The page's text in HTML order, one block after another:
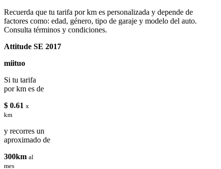
Recuerda que tu tarifa por km es personalizada y depende de
factores como: edad, género, tipo de garaje y modelo del auto.
Consulta términos y condiciones.
Attitude SE 2017
miituo
Si tu tarifa
por km es de
$ 0.61 x
km
y recorres un
aproximado de
300km al
mes